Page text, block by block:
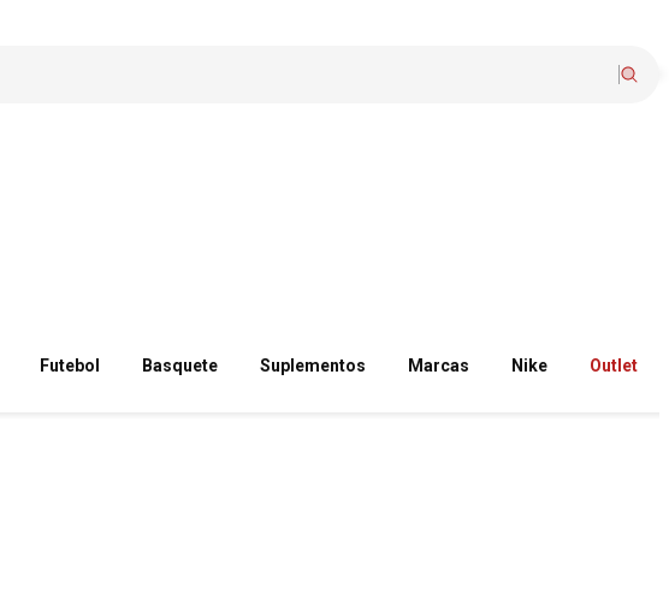
Futebol Basquete Suplementos Marcas Nike Outlet